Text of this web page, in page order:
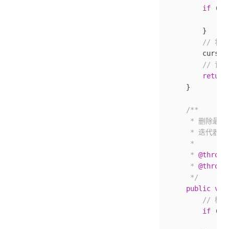
        if
(i
        }
// 将游
// 记录
        return
    }
    /**
* 删除最后
* 迭代器只
     *
     *
@throws
     *
@throws
     */
    public
// 检查
        if